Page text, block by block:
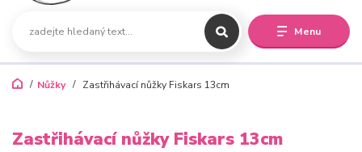
Menu
Nůžky Zastřihávací nůžky Fiskars 13cm
Zastřihávací nůžky Fiskars 13cm